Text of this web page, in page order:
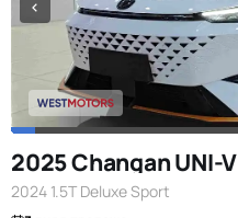
2025 Changan UNI-V
2024 1.5T Deluxe Sport